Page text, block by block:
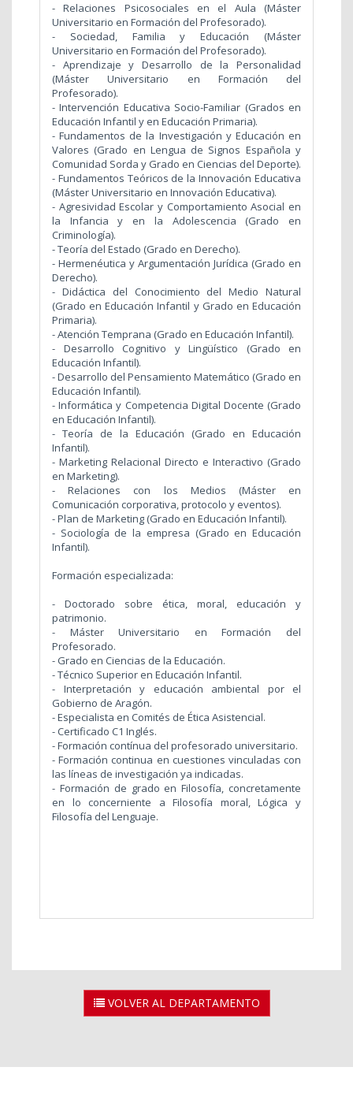
- Relaciones Psicosociales en el Aula (Máster
Universitario en Formación del Profesorado).
- Sociedad, Familia y Educación (Máster
Universitario en Formación del Profesorado).
- Aprendizaje y Desarrollo de la Personalidad
(Máster Universitario en Formación del
Profesorado).
- Intervención Educativa Socio-Familiar (Grados en
Educación Infantil y en Educación Primaria).
- Fundamentos de la Investigación y Educación en
Valores (Grado en Lengua de Signos Española y
Comunidad Sorda y Grado en Ciencias del Deporte).
- Fundamentos Teóricos de la Innovación Educativa
(Máster Universitario en Innovación Educativa).
- Agresividad Escolar y Comportamiento Asocial en
la Infancia y en la Adolescencia (Grado en
Criminología).
- Teoría del Estado (Grado en Derecho).
- Hermenéutica y Argumentación Jurídica (Grado en
Derecho).
- Didáctica del Conocimiento del Medio Natural
(Grado en Educación Infantil y Grado en Educación
Primaria).
- Atención Temprana (Grado en Educación Infantil).
- Desarrollo Cognitivo y Lingüístico (Grado en
Educación Infantil).
- Desarrollo del Pensamiento Matemático (Grado en
Educación Infantil).
- Informática y Competencia Digital Docente (Grado
en Educación Infantil).
- Teoría de la Educación (Grado en Educación
Infantil).
- Marketing Relacional Directo e Interactivo (Grado
en Marketing).
- Relaciones con los Medios (Máster en
Comunicación corporativa, protocolo y eventos).
- Plan de Marketing (Grado en Educación Infantil).
- Sociología de la empresa (Grado en Educación
Infantil).
Formación especializada:
- Doctorado sobre ética, moral, educación y
patrimonio.
- Máster Universitario en Formación del
Profesorado.
- Grado en Ciencias de la Educación.
- Técnico Superior en Educación Infantil.
- Interpretación y educación ambiental por el
Gobierno de Aragón.
- Especialista en Comités de Ética Asistencial.
- Certificado C1 Inglés.
- Formación contínua del profesorado universitario.
- Formación continua en cuestiones vinculadas con
las líneas de investigación ya indicadas.
- Formación de grado en Filosofía, concretamente
en lo concerniente a Filosofía moral, Lógica y
Filosofía del Lenguaje.
VOLVER AL DEPARTAMENTO